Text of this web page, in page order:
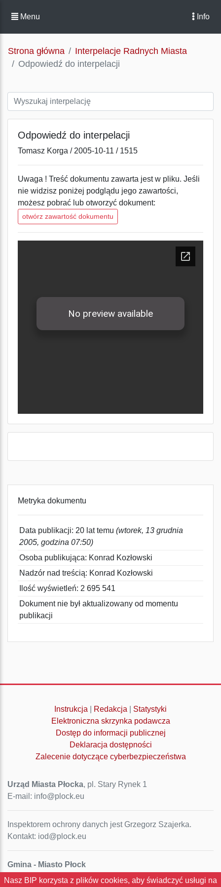
Menu Info
Strona główna
Interpelacje Radnych Miasta
Odpowiedź do interpelacji
Odpowiedź do interpelacji
Tomasz Korga / 2005-10-11 / 1515
Uwaga ! Treść dokumentu zawarta jest w pliku. Jeśli
nie widzisz poniżej podglądu jego zawartości,
możesz pobrać lub otworzyć dokument:
otwórz zawartość dokumentu
Metryka dokumentu
Data publikacji: 20 lat temu (wtorek, 13 grudnia
2005, godzina 07:50)
Osoba publikująca: Konrad Kozłowski
Nadzór nad treścią: Konrad Kozłowski
Ilość wyświetleń: 2 695 541
Dokument nie był aktualizowany od momentu
publikacji
Instrukcja Redakcja
Statystyki
Elektroniczna skrzynka podawcza
Dostęp do informacji publicznej
Deklaracja dostępności
Zalecenie dotyczące cyberbezpieczeństwa
Urząd Miasta Płocka, pl. Stary Rynek 1
E-mail: info@plock.eu
Inspektorem ochrony danych jest Grzegorz Szajerka.
Kontakt: iod@plock.eu
Gmina - Miasto Płock
Pl. Stary Rynek 1
Nasz BIP korzysta z plików cookies, aby świadczyć usługi na